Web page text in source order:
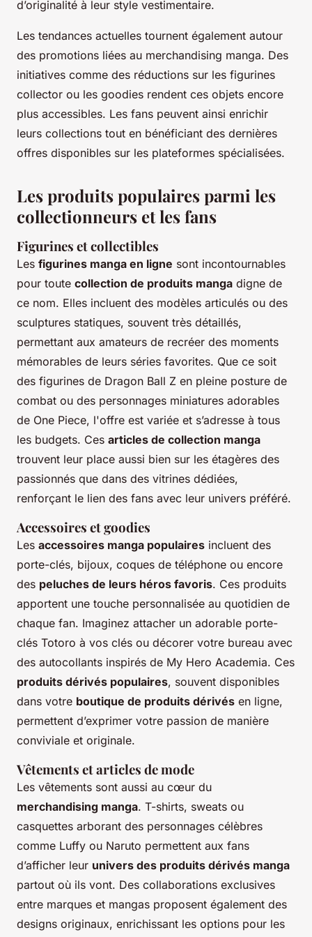
d’originalité à leur style vestimentaire.
Les tendances actuelles tournent également autour
des promotions liées au merchandising manga. Des
initiatives comme des réductions sur les figurines
collector ou les goodies rendent ces objets encore
plus accessibles. Les fans peuvent ainsi enrichir
leurs collections tout en bénéficiant des dernières
offres disponibles sur les plateformes spécialisées.
Les produits populaires parmi les
collectionneurs et les fans
Figurines et collectibles
Les figurines manga en ligne sont incontournables
pour toute collection de produits manga digne de
ce nom. Elles incluent des modèles articulés ou des
sculptures statiques, souvent très détaillés,
permettant aux amateurs de recréer des moments
mémorables de leurs séries favorites. Que ce soit
des figurines de Dragon Ball Z en pleine posture de
combat ou des personnages miniatures adorables
de One Piece, l'offre est variée et s’adresse à tous
les budgets. Ces articles de collection manga
trouvent leur place aussi bien sur les étagères des
passionnés que dans des vitrines dédiées,
renforçant le lien des fans avec leur univers préféré.
Accessoires et goodies
Les accessoires manga populaires incluent des
porte-clés, bijoux, coques de téléphone ou encore
des peluches de leurs héros favoris. Ces produits
apportent une touche personnalisée au quotidien de
chaque fan. Imaginez attacher un adorable porte-
clés Totoro à vos clés ou décorer votre bureau avec
des autocollants inspirés de My Hero Academia. Ces
produits dérivés populaires, souvent disponibles
dans votre boutique de produits dérivés en ligne,
permettent d’exprimer votre passion de manière
conviviale et originale.
Vêtements et articles de mode
Les vêtements sont aussi au cœur du
merchandising manga. T-shirts, sweats ou
casquettes arborant des personnages célèbres
comme Luffy ou Naruto permettent aux fans
d’afficher leur univers des produits dérivés manga
partout où ils vont. Des collaborations exclusives
entre marques et mangas proposent également des
designs originaux, enrichissant les options pour les